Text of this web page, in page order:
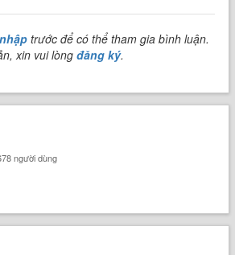
trước để có thể tham gia bình luận.
xin vui lòngđăng ký.
người dùng